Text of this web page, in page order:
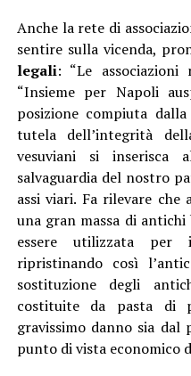
Anche la rete di
sentire sulla vicenda,
legali: “Le
“Insieme per Napoli
posizione compiuta
tutela dell’integrità
vesuviani si inserisca
salvaguardia del nostro
assi viari. Fa rilevare
una gran massa di
essere utilizzata per
ripristinando così
sostituzione degli
costituite da pasta di
gravissimo danno sia
punto di vista economico